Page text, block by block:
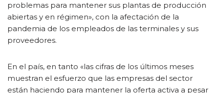
problemas para mantener sus plantas de producción
abiertas y en régimen», con la afectación de la
pandemia de los empleados de las terminales y sus
proveedores.
En el país, en tanto «las cifras de los últimos meses
muestran el esfuerzo que las empresas del sector
están haciendo para mantener la oferta activa a pesar